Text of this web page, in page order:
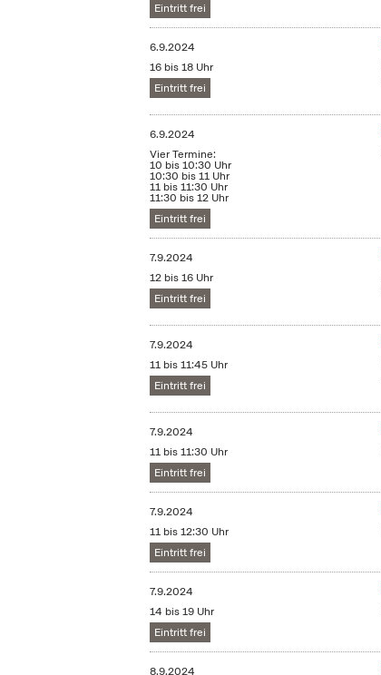
Eintritt frei
6.9.2024
16 bis 18 Uhr
Eintritt frei
6.9.2024
Vier Termine:
10 bis 10:30 Uhr
10:30 bis 11 Uhr
11 bis 11:30 Uhr
11:30 bis 12 Uhr
Eintritt frei
7.9.2024
12 bis 16 Uhr
Eintritt frei
7.9.2024
11 bis 11:45 Uhr
Eintritt frei
7.9.2024
11 bis 11:30 Uhr
Eintritt frei
7.9.2024
11 bis 12:30 Uhr
Eintritt frei
7.9.2024
14 bis 19 Uhr
Eintritt frei
8.9.2024